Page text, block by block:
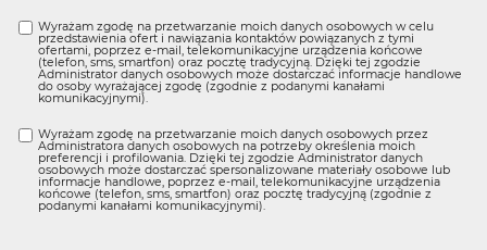
Wyrażam zgodę na przetwarzanie moich danych osobowych w celu
przedstawienia ofert i nawiązania kontaktów powiązanych z tymi
ofertami, poprzez e-mail, telekomunikacyjne urządzenia końcowe
(telefon, sms, smartfon) oraz pocztę tradycyjną. Dzięki tej zgodzie
Administrator danych osobowych może dostarczać informacje handlowe
do osoby wyrażającej zgodę (zgodnie z podanymi kanałami
komunikacyjnymi).
Wyrażam zgodę na przetwarzanie moich danych osobowych przez
Administratora danych osobowych na potrzeby określenia moich
preferencji i profilowania. Dzięki tej zgodzie Administrator danych
osobowych może dostarczać spersonalizowane materiały osobowe lub
informacje handlowe, poprzez e-mail, telekomunikacyjne urządzenia
końcowe (telefon, sms, smartfon) oraz pocztę tradycyjną (zgodnie z
podanymi kanałami komunikacyjnymi).